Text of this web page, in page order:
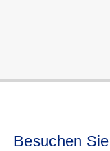
Besuchen